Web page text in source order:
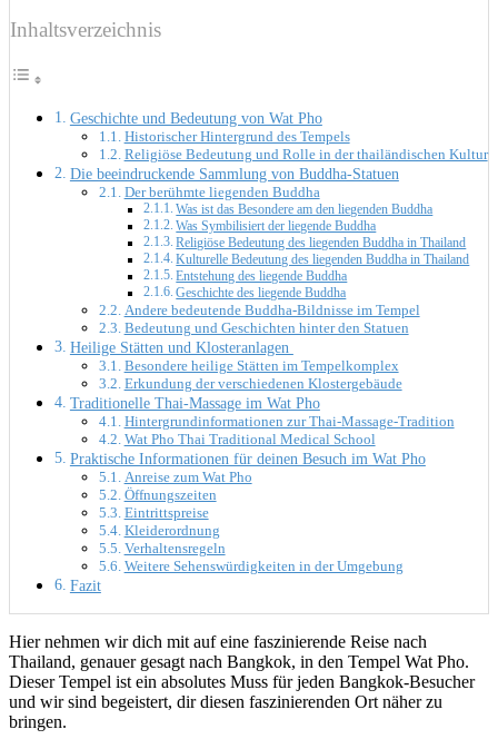
Inhaltsverzeichnis
Geschichte und Bedeutung von Wat Pho
Historischer Hintergrund des Tempels
Religiöse Bedeutung und Rolle in der thailändischen Kultur
Die beeindruckende Sammlung von Buddha-Statuen
Der berühmte liegenden Buddha
Was ist das Besondere am den liegenden Buddha
Was Symbilisiert der liegende Buddha
Religiöse Bedeutung des liegenden Buddha in Thailand
Kulturelle Bedeutung des liegenden Buddha in Thailand
Entstehung des liegende Buddha
Geschichte des liegende Buddha
Andere bedeutende Buddha-Bildnisse im Tempel
Bedeutung und Geschichten hinter den Statuen
Heilige Stätten und Klosteranlagen
Besondere heilige Stätten im Tempelkomplex
Erkundung der verschiedenen Klostergebäude
Traditionelle Thai-Massage im Wat Pho
Hintergrundinformationen zur Thai-Massage-Tradition
Wat Pho Thai Traditional Medical School
Praktische Informationen für deinen Besuch im Wat Pho
Anreise zum Wat Pho
Öffnungszeiten
Eintrittspreise
Kleiderordnung
Verhaltensregeln
Weitere Sehenswürdigkeiten in der Umgebung
Fazit
Hier nehmen wir dich mit auf eine faszinierende Reise nach
Thailand, genauer gesagt nach Bangkok, in den Tempel Wat Pho.
Dieser Tempel ist ein absolutes Muss für jeden Bangkok-Besucher
und wir sind begeistert, dir diesen faszinierenden Ort näher zu
bringen.